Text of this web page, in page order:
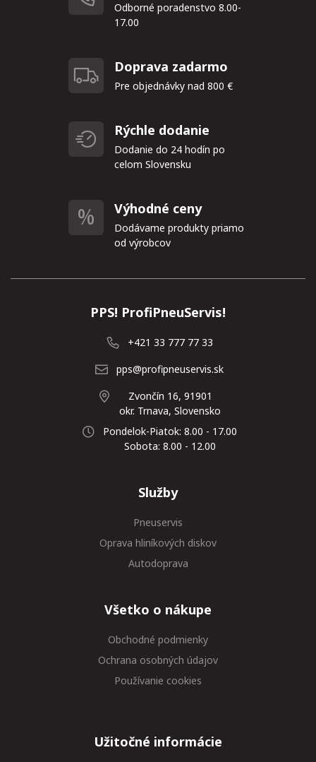
Odborné poradenstvo 8.00-
17.00
Doprava zadarmo
Pre objednávky nad 800 €
Rýchle dodanie
Dodanie do 24 hodín po
celom Slovensku
Výhodné ceny
Dodávame produkty priamo
od výrobcov
PPS! ProfiPneuServis!
+421 33 777 77 33
pps@profipneuservis.sk
Zvončín 16, 91901
okr. Trnava, Slovensko
Pondelok-Piatok: 8.00 - 17.00
Sobota: 8.00 - 12.00
Služby
Pneuservis
Oprava hliníkových diskov
Autodoprava
Všetko o nákupe
Obchodné podmienky
Ochrana osobných údajov
Používanie cookies
Užitočné informácie